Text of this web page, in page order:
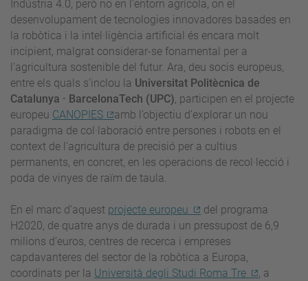
Indústria 4.0, però no en l’entorn agrícola, on el
desenvolupament de tecnologies innovadores basades en
la robòtica i la intel·ligència artificial és encara molt
incipient, malgrat considerar-se fonamental per a
l’agricultura sostenible del futur. Ara, deu socis europeus,
entre els quals s’inclou la Universitat Politècnica de
Catalunya · BarcelonaTech (UPC), participen en el projecte
europeu CANOPIES
amb l’objectiu d’explorar un nou
paradigma de col·laboració entre persones i robots en el
context de l’agricultura de precisió per a cultius
permanents, en concret, en les operacions de recol·lecció i
poda de vinyes de raïm de taula.
En el marc d’aquest projecte europeu
del programa
H2020, de quatre anys de durada i un pressupost de 6,9
milions d’euros, centres de recerca i empreses
capdavanteres del sector de la robòtica a Europa,
coordinats per la Università degli Studi Roma Tre
, a